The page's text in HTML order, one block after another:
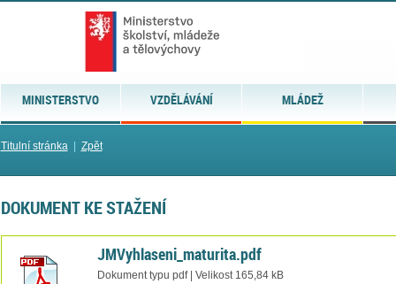
MINISTERSTVO VZDĚLÁVÁNÍ MLÁDEŽ
Titulní stránka| Zpět
DOKUMENT KE STAŽENÍ
JMVyhlaseni_maturita.pdf
Dokument typu pdf | Velikost 165,84 kB